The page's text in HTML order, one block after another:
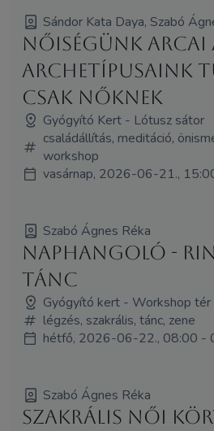
Sándor Kata Daya, Szabó
Nőiségünk arcai
archetípusaink
csak nőknek
Gyógyító Kert - Lótusz sátor
családállítás, meditáció,
workshop
vasárnap, 2026-06-21.,
Szabó Ágnes Réka
Naphangoló -
Tánc
Gyógyító kert - Workshop tér
légzés, szakrális, tánc, zene
hétfő, 2026-06-22., 08:00 -
Szabó Ágnes Réka
Szakrális Női